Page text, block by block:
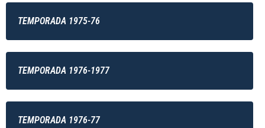
TEMPORADA 1975-76
TEMPORADA 1976-1977
TEMPORADA 1976-77